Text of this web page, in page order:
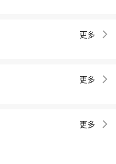
更多
更多
更多